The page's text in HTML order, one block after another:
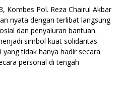
Kombes Pol. Reza Chairul Akbar
nyata dengan terlibat langsung
dan penyaluran bantuan.
simbol kuat solidaritas
tidak hanya hadir secara
personal di tengah